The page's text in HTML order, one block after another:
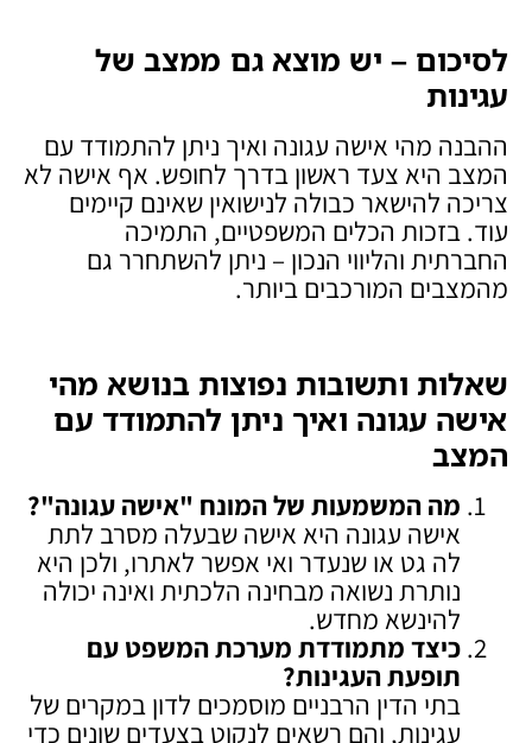
לסיכום – יש מוצא גם ממצב של
עגינות
ההבנה מהי אישה עגונה ואיך ניתן להתמודד עם
המצב היא צעד ראשון בדרך לחופש. אף אישה לא
צריכה להישאר כבולה לנישואין שאינם קיימים
עוד. בזכות הכלים המשפטיים, התמיכה
החברתית והליווי הנכון – ניתן להשתחרר גם
מהמצבים המורכבים ביותר.
שאלות ותשובות נפוצות בנושא מהי
אישה עגונה ואיך ניתן להתמודד עם
המצב
מה המשמעות של המונח "אישה עגונה"?
אישה עגונה היא אישה שבעלה מסרב לתת
לה גט או שנעדר ואי אפשר לאתרו, ולכן היא
נותרת נשואה מבחינה הלכתית ואינה יכולה
להינשא מחדש.
כיצד מתמודדת מערכת המשפט עם
תופעת העגינות?
בתי הדין הרבניים מוסמכים לדון במקרים של
עגינות, והם רשאים לנקוט בצעדים שונים כדי